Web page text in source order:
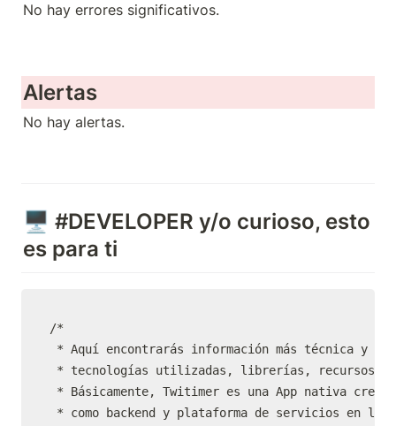
No hay errores significativos.
Alertas
No hay alertas.
🖥 #DEVELOPER y/o curioso, esto
es para ti
/*
* Aquí encontrarás información más técnica y
* tecnologías utilizadas, librerías, recursos,
* Básicamente, Twitimer es una App nativa
* como backend y plataforma de servicios en la